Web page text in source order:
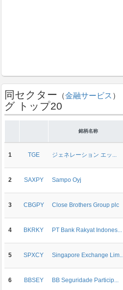
同セクター （金融サービス ）
グ トップ20
銘柄名称
1 TGE ジェネレーション エッ...
2 SAXPY Sampo Oyj
3 CBGPY Close Brothers Group plc
4 BKRKY PT Bank Rakyat Indones...
5 SPXCY Singapore Exchange Lim...
6 BBSEY BB Seguridade Particip...